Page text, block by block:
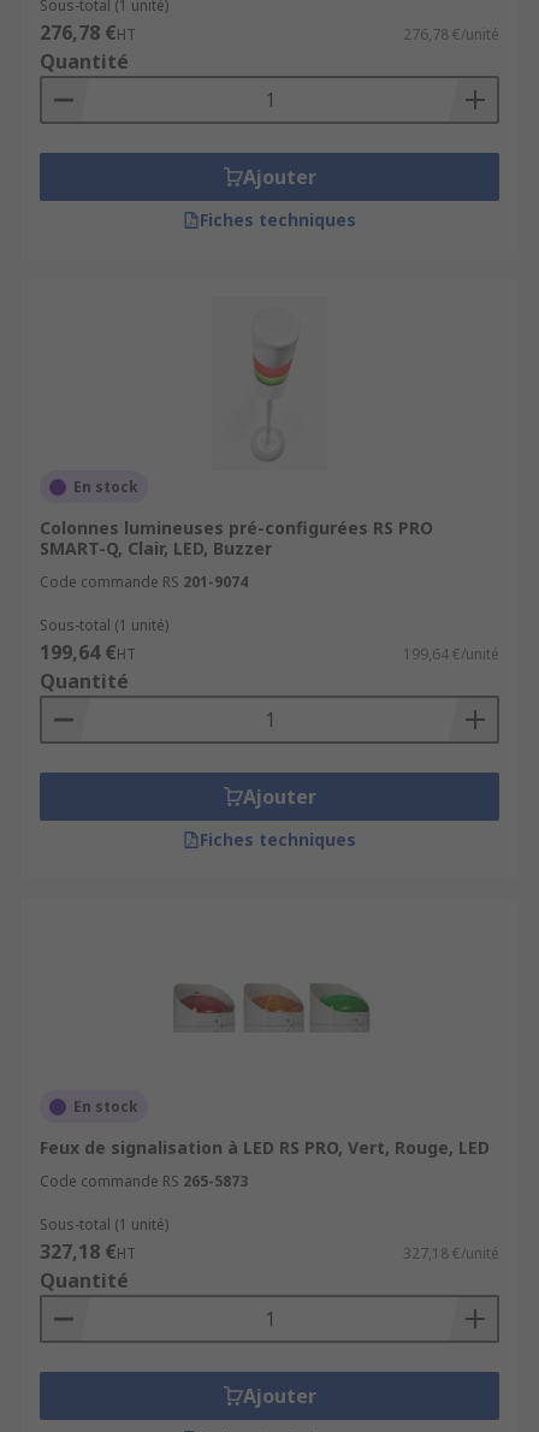
Sous-total (1 unité)
276,78 €HT 276,78 €/unité
Quantité
Ajouter
Fiches techniques
En stock
Colonnes lumineuses pré-configurées RS PRO
SMART-Q, Clair, LED, Buzzer
Code commande RS 201-9074
Sous-total (1 unité)
199,64 €HT 199,64 €/unité
Quantité
Ajouter
Fiches techniques
En stock
Feux de signalisation à LED RS PRO, Vert, Rouge, LED
Code commande RS 265-5873
Sous-total (1 unité)
327,18 €HT 327,18 €/unité
Quantité
Ajouter